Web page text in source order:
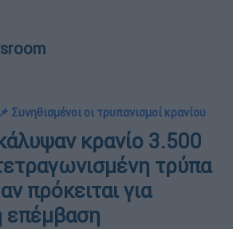
📌 Συνηθισμένοι οι τρυπανισμοί κρανίου
κρανίο 3.500
τρύπα
πρόκειται για
επέμβαση